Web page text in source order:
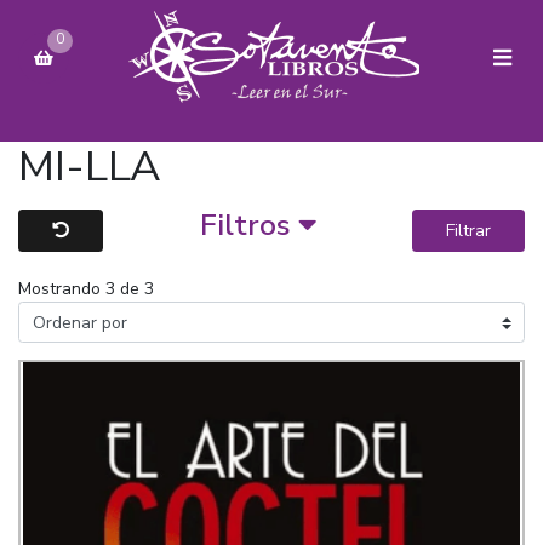
0
MI-LLA
Filtros Filtrar
Mostrando 3 de 3